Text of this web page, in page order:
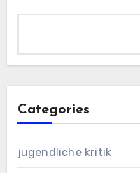
Categories
jugendliche kritik